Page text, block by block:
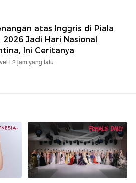
atas Inggris di Piala
2026 Jadi Hari Nasional
Ini Ceritanya
| 2 jam yang lalu